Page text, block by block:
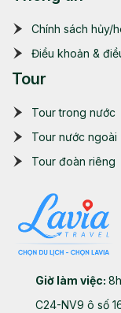
Giờ làm việc:
C24-NV9 ô số
Tour
Tour trong nước
Tour nước ngoài
Tour đoàn riêng
Chính sách hủy/
Điều khoản &